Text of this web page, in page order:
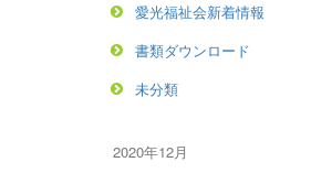
愛光福祉会新着情報
書類ダウンロード
未分類
2020年12月